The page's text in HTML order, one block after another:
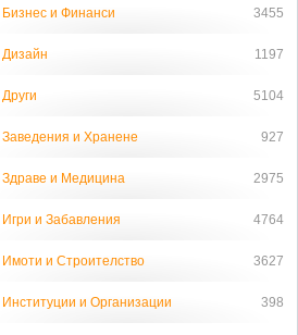
Бизнес и Финанси 3455
Дизайн 1197
Други 5104
Заведения и Хранене 927
Здраве и Медицина 2975
Игри и Забавления 4764
Имоти и Строителство 3627
Институции и Организации 398